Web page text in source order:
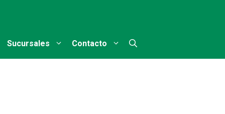
Sucursales Contacto